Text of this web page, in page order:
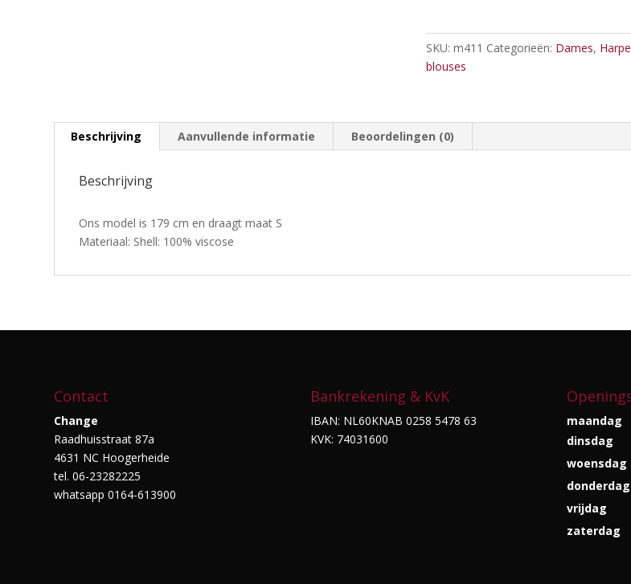
SKU:m411 Categorieën: Dames,
blouses
Beschrijving Aanvullende informatie Beoordelingen (0)
Beschrijving
Ons model is 179 cm en draagt maat S
Materiaal: Shell: 100% viscose
Contact
Change
Raadhuisstraat 87a
4631 NC Hoogerheide
tel. 06-23282225
whatsapp 0164-613900
Bankrekening & KvK
IBAN: NL60KNAB 0258 5478 63
KVK: 74031600
maandag
dinsdag
woensdag
donderdag
vrijdag
zaterdag